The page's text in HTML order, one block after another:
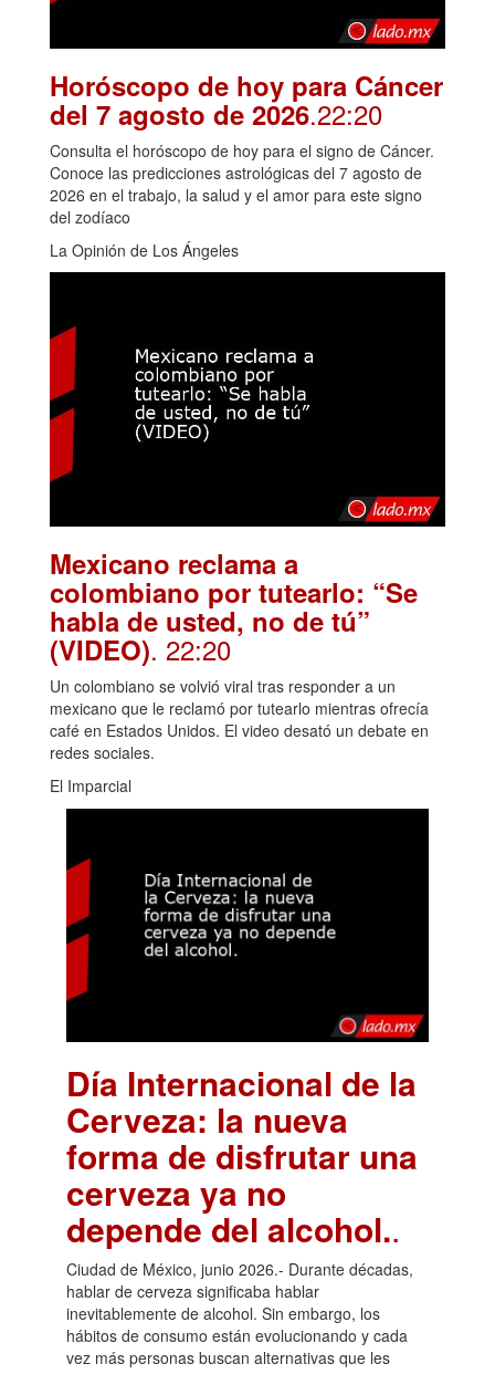
Horóscopo de hoy para Cáncer
del 7 agosto de 2026.22:20
Consulta el horóscopo de hoy para el signo de Cáncer.
Conoce las predicciones astrológicas del 7 agosto de
2026 en el trabajo, la salud y el amor para este signo
del zodíaco
La Opinión de Los Ángeles
Mexicano reclama a
colombiano por tutearlo: “Se
habla de usted, no de tú”
(VIDEO). 22:20
Un colombiano se volvió viral tras responder a un
mexicano que le reclamó por tutearlo mientras ofrecía
café en Estados Unidos. El video desató un debate en
redes sociales.
El Imparcial
Día Internacional de la
Cerveza: la nueva
forma de disfrutar una
cerveza ya no
depende del alcohol..
Ciudad de México, junio 2026.- Durante décadas,
hablar de cerveza significaba hablar
inevitablemente de alcohol. Sin embargo, los
hábitos de consumo están evolucionando y cada
vez más personas buscan alternativas que les